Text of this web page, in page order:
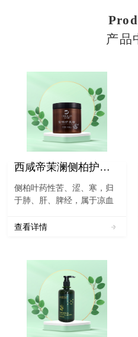
产品
西咸帝茉澜侧柏护发粉
侧柏叶药性苦、涩、寒，归
于肺、肝、脾经，属于凉血
子，它含有多种药用功效，
作用，平时可以用于人类秃
顶和脱发等多种...
查看详情